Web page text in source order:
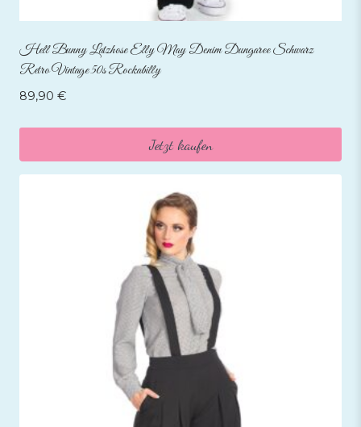
Hell Bunny Latzhose Elly May Denim Dungaree Schwarz
Retro Vintage 50s Rockabilly
89,90 €
Jetzt kaufen